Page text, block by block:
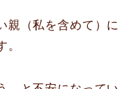
親（私を含めて）に